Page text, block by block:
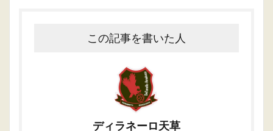
この記事を書いた人
ディラネーロ天草